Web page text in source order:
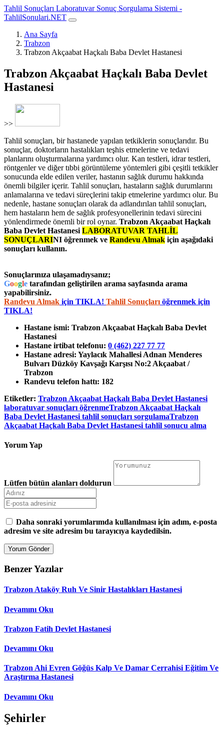
Tahlil Sonuçları Laboratuvar Sonuç Sorgulama Sistemi -
TahlilSonulari.NET
Ana Sayfa
Trabzon
Trabzon Akçaabat Haçkalı Baba Devlet Hastanesi
Trabzon Akçaabat Haçkalı Baba Devlet
Hastanesi
>>
Tahlil sonuçları, bir hastanede yapılan tetkiklerin sonuçlarıdır. Bu
sonuçlar, doktorların hastalıkları teşhis etmelerine ve tedavi
planlarını oluşturmalarına yardımcı olur. Kan testleri, idrar testleri,
röntgenler ve diğer tıbbi görüntüleme yöntemleri gibi çeşitli tetkikler
sonucunda elde edilen veriler, hastanın sağlık durumu hakkında
önemli bilgiler içerir. Tahlil sonuçları, hastaların sağlık durumlarını
anlamalarına ve tedavi süreçlerini takip etmelerine yardımcı olur. Bu
nedenle, hastane sonuçları olarak da adlandırılan tahlil sonuçları,
hem hastaların hem de sağlık profesyonellerinin tedavi sürecini
yönlendirmede önemli bir rol oynar. Trabzon Akçaabat Haçkalı
Baba Devlet Hastanesi LABORATUVAR TAHLİL
SONUÇLARINI öğrenmek ve Randevu Almak için aşağıdaki
sonuçları kullanın.
Sonuçlarınıza ulaşamadıysanız;
Google tarafından geliştirilen arama sayfasında arama
yapabilirsiniz.
Randevu Almak için TIKLA! Tahlil Sonuçları öğrenmek için
TIKLA!
Hastane ismi: Trabzon Akçaabat Haçkalı Baba Devlet
Hastanesi
Hastane irtibat telefonu: 0 (462) 227 77 77
Hastane adresi: Yaylacık Mahallesi Adnan Menderes
Bulvarı Düzköy Kavşağı Karşısı No:2 Akçaabat /
Trabzon
Randevu telefon hattı: 182
Etiketler: Trabzon Akçaabat Haçkalı Baba Devlet Hastanesi
laboratuvar sonuçları öğrenmeTrabzon Akçaabat Haçkalı
Baba Devlet Hastanesi tahlil sonuçları sorgulamaTrabzon
Akçaabat Haçkalı Baba Devlet Hastanesi tahlil sonucu alma
Yorum Yap
Lütfen bütün alanları doldurun
Daha sonraki yorumlarımda kullanılması için adım, e-posta
adresim ve site adresim bu tarayıcıya kaydedilsin.
Benzer Yazılar
Trabzon Ataköy Ruh Ve Sinir Hastalıkları Hastanesi
Devamını Oku
Trabzon Fatih Devlet Hastanesi
Devamını Oku
Trabzon Ahi Evren Göğüs Kalp Ve Damar Cerrahisi Eğitim Ve
Araştırma Hastanesi
Devamını Oku
Şehirler